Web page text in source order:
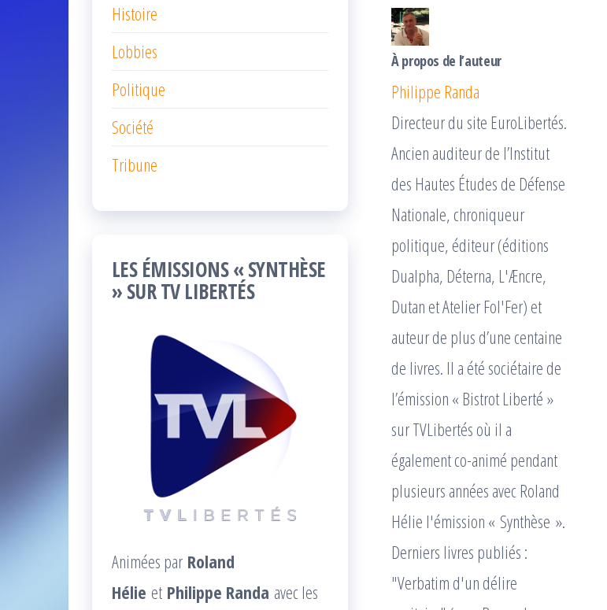
À propos de l’auteur
Philippe Randa
Directeur du site EuroLibertés.
Ancien auditeur de l’Institut
des Hautes Études de Défense
Nationale, chroniqueur
politique, éditeur (éditions
Dualpha, Déterna, L'Æncre,
Dutan et Atelier Fol'Fer) et
auteur de plus d’une centaine
de livres. Il a été sociétaire de
l’émission « Bistrot Liberté »
sur TVLibertés où il a
également co-animé pendant
plusieurs années avec Roland
Hélie l'émission « Synthèse ».
Derniers livres publiés :
"Verbatim d'un délire
Histoire
Lobbies
Politique
Société
Tribune
LES ÉMISSIONS « SYNTHÈSE
» SUR TV LIBERTÉS
Animées par Roland
Hélie et Philippe Randa avec les